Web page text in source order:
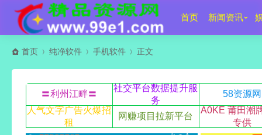
首页 新闻资讯
首页 纯净软件 手机软件 正文
〓利州江畔〓
社交平台数据提升服
务
58资源网
人气文字广告火爆招
租
网赚项目拉新平台
A0KE 莆田潮
专供